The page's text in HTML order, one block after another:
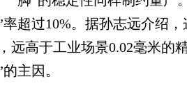
率超过10%。据孙志远介绍
远高于工业场景0.02毫米的
主因。